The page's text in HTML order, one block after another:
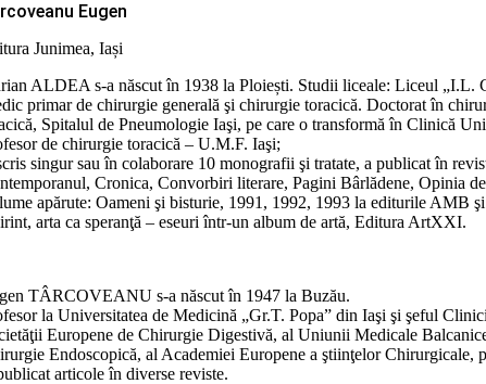
Eugen
Junimea, Iași
ALDEA s-a născut în 1938 la Ploiești. Studii liceale: Liceul „I.L.
primar de chirurgie generală şi chirurgie toracică. Doctorat în
Spitalul de Pneumologie Iaşi, pe care o transformă în Clinică
de chirurgie toracică – U.M.F. Iaşi;
singur sau în colaborare 10 monografii şi tratate, a publicat în
Cronica, Convorbiri literare, Pagini Bârlădene, Opinia
apărute: Oameni şi bisturie, 1991, 1992, 1993 la editurile AMB
arta ca speranţă – eseuri într-un album de artă, Editura ArtXXI.
TÂRCOVEANU s-a născut în 1947 la Buzău.
la Universitatea de Medicină „Gr.T. Popa” din Iaşi şi şeful
Europene de Chirurgie Digestivă, al Uniunii Medicale
Endoscopică, al Academiei Europene a ştiinţelor Chirurgicale,
articole în diverse reviste.